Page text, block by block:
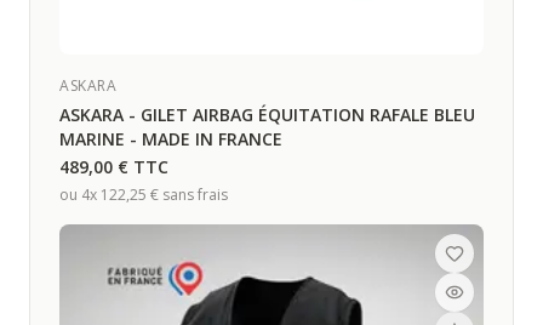
ASKARA
ASKARA - GILET AIRBAG ÉQUITATION RAFALE BLEU
MARINE - MADE IN FRANCE
489,00 € TTC
ou 4x 122,25 € sans frais